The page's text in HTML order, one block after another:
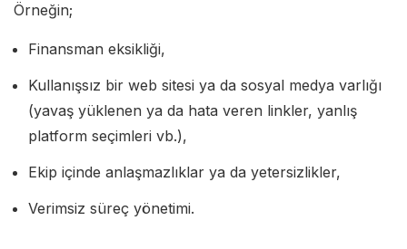
Örneğin;
Finansman eksikliği,
Kullanışsız bir web sitesi ya da sosyal medya varlığı
(yavaş yüklenen ya da hata veren linkler, yanlış
platform seçimleri vb.),
Ekip içinde anlaşmazlıklar ya da yetersizlikler,
Verimsiz süreç yönetimi.